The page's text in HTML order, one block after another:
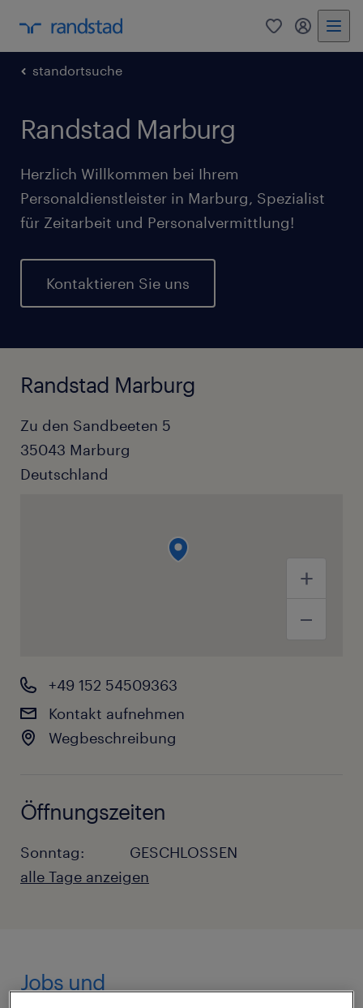
0 Mein
standortsuche
Randstad Marburg
Herzlich Willkommen bei Ihrem
Personaldienstleister in Marburg, Spezialist
für Zeitarbeit und Personalvermittlung!
Kontaktieren Sie uns
Randstad Marburg
Zu den Sandbeeten 5
35043 Marburg
Deutschland
+49 152 54509363
Kontakt aufnehmen
Wegbeschreibung
Öffnungszeiten
Sonntag:
GESCHLOSSEN
alle Tage anzeigen
Donnerstag:
Freitag:
8:00 - 16:00
Jobs und